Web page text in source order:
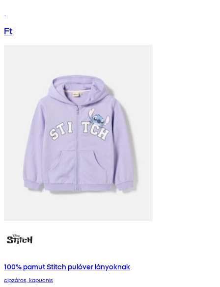
Ft
100% pamut Stitch pulóver lányoknak
cipzáros, kapucnis